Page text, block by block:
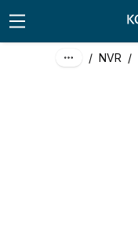
/ NVR /
excl. btw